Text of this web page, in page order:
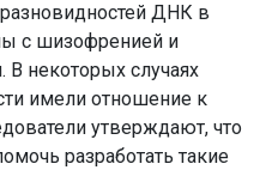
ДНК в
с шизофренией и
некоторых случаях
имели отношение к
утверждают, что
разработать такие